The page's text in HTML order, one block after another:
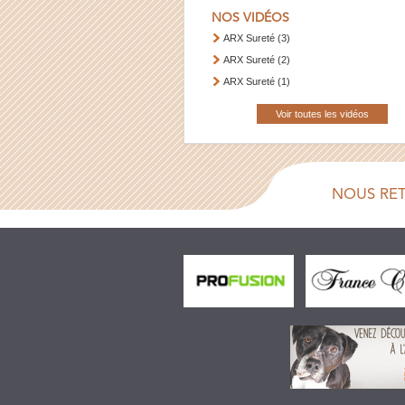
NOS VIDÉOS
ARX Sureté (3)
ARX Sureté (2)
ARX Sureté (1)
Voir toutes les vidéos
NOUS